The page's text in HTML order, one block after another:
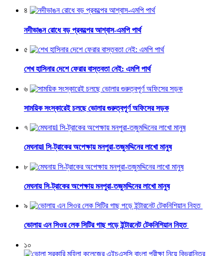
৪
নদীভাঙন রোধে বড় প্রকল্পের আশ্বাস-এমপি পার্থ
৫
শেখ হাসিনার দেশে ফেরার বাস্তবতা নেই: এমপি পার্থ
৬
সাময়িক সংস্কারেই চলছে ভোলার গুরুত্বপূর্ণ অফিসের সড়ক
৭
মেঘনায়l সি-ট্রাকের অপেক্ষায় মনপুরা-তজুমদ্দিনের লাখো মানুষ
৮
মেঘনায় সি-ট্রাকের অপেক্ষায় মনপুরা-তজুমদ্দিনের লাখো মানুষ
৯
ভোলায় এন সিওর লেক সিটির গাছ পড়ে ইন্টারনেট টেকনিশিয়ান নিহত
১০